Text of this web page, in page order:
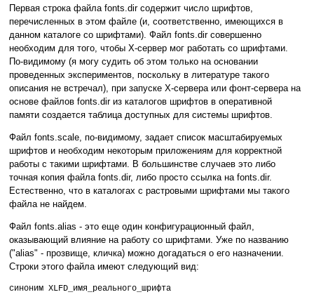
Первая строка файла fonts.dir содержит число шрифтов,
перечисленных в этом файле (и, соответственно, имеющихся в
данном каталоге со шрифтами). Файл fonts.dir совершенно
необходим для того, чтобы X-сервер мог работать со шрифтами.
По-видимому (я могу судить об этом только на основании
проведенных экспериментов, поскольку в литературе такого
описания не встречал), при запуске X-сервера или фонт-сервера на
основе файлов fonts.dir из каталогов шрифтов в оперативной
памяти создается таблица доступных для системы шрифтов.
Файл fonts.scale, по-видимому, задает список масштабируемых
шрифтов и необходим некоторым приложениям для корректной
работы с такими шрифтами. В большинстве случаев это либо
точная копия файла fonts.dir, либо просто ссылка на fonts.dir.
Естественно, что в каталогах с растровыми шрифтами мы такого
файла не найдем.
Файл fonts.alias - это еще один конфигурационный файл,
оказывающий влияние на работу со шрифтами. Уже по названию
("alias" - прозвище, кличка) можно догадаться о его назначении.
Строки этого файла имеют следующий вид:
синоним XLFD_имя_реального_шрифта